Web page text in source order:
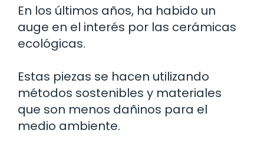
En los últimos años, ha habido un
auge en el interés por las cerámicas
ecológicas.
Estas piezas se hacen utilizando
métodos sostenibles y materiales
que son menos dañinos para el
medio ambiente.